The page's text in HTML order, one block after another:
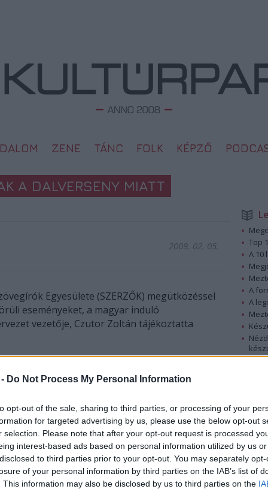
Do Not Process My Personal Information
opt-out of the sale, sharing to third parties, or processing of your
for targeted advertising by us, please use the below opt-out
selection. Please note that after your opt-out request is processed
interest-based ads based on personal information utilized by us
to third parties prior to your opt-out. You may separately
of your personal information by third parties on the IAB’s list of
This information may also be disclosed by us to third parties on the
ZENE TÁNC FOLK KÉPZŐ
A DALVERSENY MIATT
2009. 02. 05.
Egyesülete (SZERZŐK) megütközéssel
eseményeket, a magyar induló
vezetője, Czutor Zoltán tájékoztatta
szerte népszerű dalverseny nemzeti
miért zárt ajtók mögött bonyolítják le. Az
közötti dalok versenyeztetése lenne,
hivatott" - áll a közleményben.
Andrea előadóművész, Lengyel Zsolt
tagja, Gundel Takács Gábor műsorvezető
úgy döntött, hogy Tompos Kátya, a
Magyarországot a májusi moszkvai Eurovíziós
csónak című dalával.
Top
A 10
A
A